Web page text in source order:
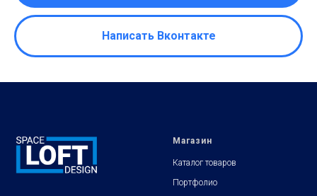
Написать Вконтакте
Магазин
Каталог товаров
Портфолио